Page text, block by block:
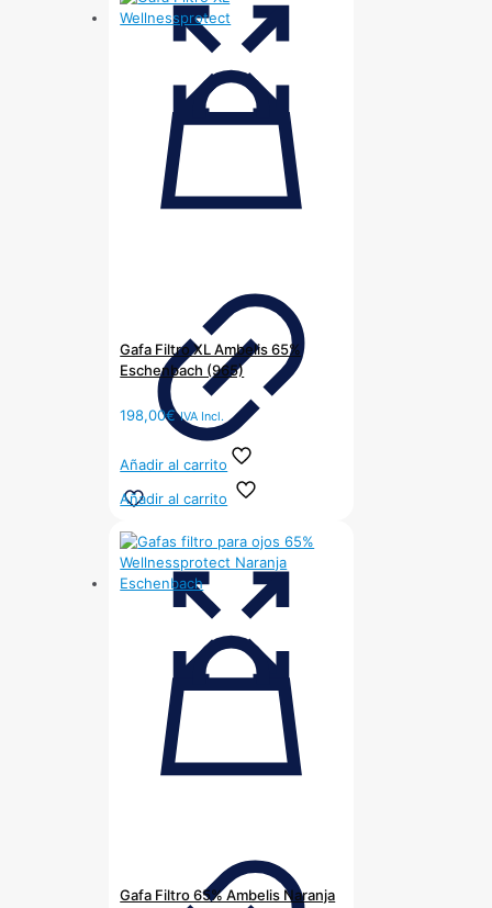
Gafa Filtro XL Ambelis 65%
Eschenbach (965)
198,00€ IVA Incl.
Añadir al carrito
Añadir al carrito
Gafa Filtro 65% Ambelis Naranja